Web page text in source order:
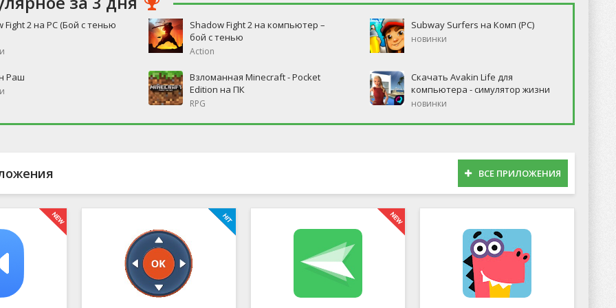
Fight 2 на PC (Бой с тенью
Shadow Fight 2 на компьютер –
бой с тенью
Action
Subway Surfers на Комп (PC)
новинки
Раш
Взломанная Minecraft - Pocket
Edition на ПК
RPG
Скачать Avakin Life для
компьютера - симулятор жизни
новинки
ВСЕ ПРИЛОЖЕНИЯ